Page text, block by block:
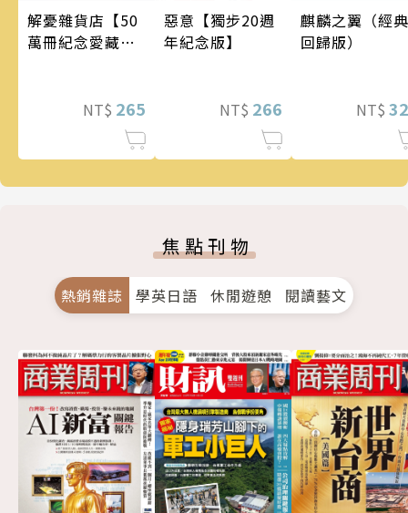
解憂雜貨店【50
萬冊紀念愛藏
NT$ 265
惡意【獨步20週
年紀念版】
NT$ 266
麒麟之翼（經典
回歸版）
NT$
焦點刊物
熱銷雜誌 學英日語 休閒遊憩 閱讀藝文